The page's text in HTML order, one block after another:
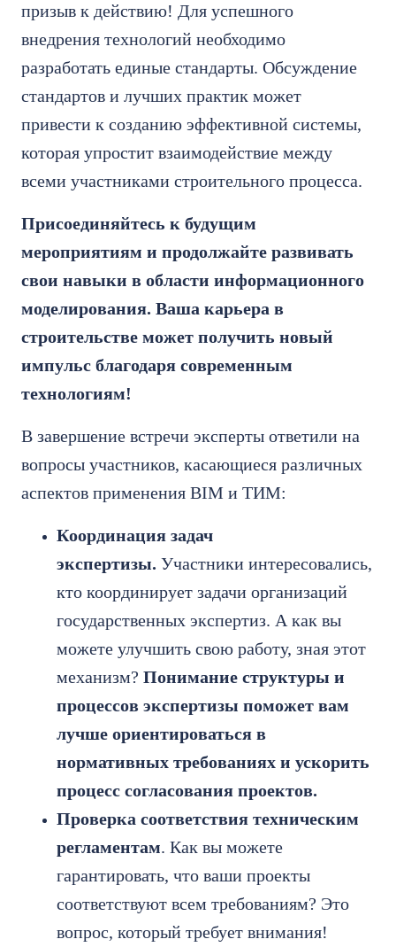
призыв к действию! Для успешного
внедрения технологий необходимо
разработать единые стандарты. Обсуждение
стандартов и лучших практик может
привести к созданию эффективной системы,
которая упростит взаимодействие между
всеми участниками строительного процесса.
Присоединяйтесь к будущим
мероприятиям и продолжайте развивать
свои навыки в области информационного
моделирования. Ваша карьера в
строительстве может получить новый
импульс благодаря современным
технологиям!
В завершение встречи эксперты ответили на
вопросы участников, касающиеся различных
аспектов применения BIM и ТИМ:
Координация задач
экспертизы. Участники интересовались,
кто координирует задачи организаций
государственных экспертиз. А как вы
можете улучшить свою работу, зная этот
механизм? Понимание структуры и
процессов экспертизы поможет вам
лучше ориентироваться в
нормативных требованиях и ускорить
процесс согласования проектов.
Проверка соответствия техническим
регламентам. Как вы можете
гарантировать, что ваши проекты
соответствуют всем требованиям? Это
вопрос, который требует внимания!